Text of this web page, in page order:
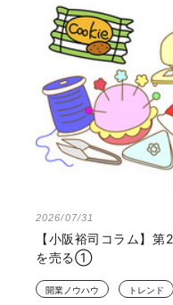
2026/07/31
【小阪裕司コラム】
を売る①
開業ノウハウ トレンド